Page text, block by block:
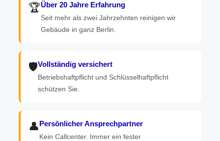
🏆Über 20 Jahre Erfahrung
Seit mehr als zwei Jahrzehnten reinigen wir
Gebäude in ganz Berlin.
🛡️Vollständig versichert
Betriebshaftpflicht und Schlüsselhaftpflicht
schützen Sie.
👤Persönlicher Ansprechpartner
Kein Callcenter. Immer ein fester